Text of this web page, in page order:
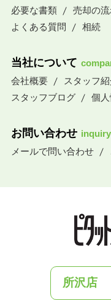
必要な書類
売却の
よくある質問
相続
当社について
会社概要
スタッフ
スタッフブログ
個
お問い合わせ inquiry
メールで問い合わせ
所沢店